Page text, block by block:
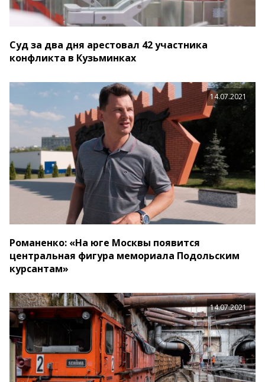
Суд за два дня арестовал 42 участника
конфликта в Кузьминках
14.07.2021
Романенко: «На юге Москвы появится
центральная фигура мемориала Подольским
курсантам»
14.07.2021